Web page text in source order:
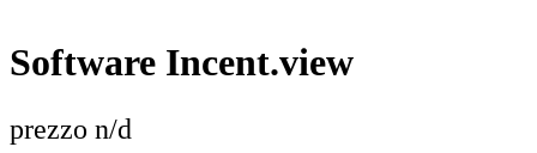
Software Incent.view
prezzo n/d